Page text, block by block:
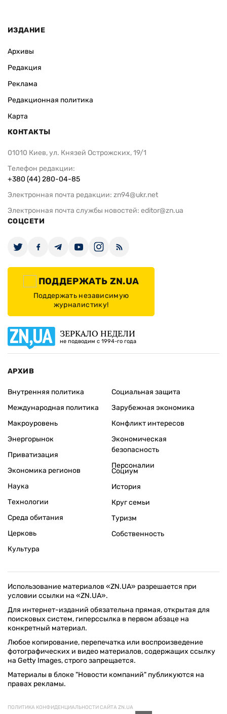
ИЗДАНИЕ
Архивы
Редакция
Реклама
Редакционная политика
Карта
КОНТАКТЫ
01010 Киев, ул. Князей Острожских, 19/1
Телефон редакции:
+380 (44) 280-04-85
Электронная почта редакции: zn94@ukr.net
Электронная почта службы новостей: editor@zn.ua
СОЦСЕТИ
ПОДДЕРЖАТЬ ZN.UA
Поддержать независимую
журналистику!
ЗЕРКАЛО НЕДЕЛИ
не подводим с 1994-го года
АРХИВ
Внутренняя политика
Международная политика
Макроуровень
Энергорынок
Приватизация
Экономика регионов
Социальная защита
Зарубежная экономика
Конфликт интересов
Экономическая
безопасность
Персоналии
Наука
Технологии
Среда обитания
Церковь
Культура
Социум
История
Круг семьи
Туризм
Собственность
Использование материалов «ZN.UA» разрешается при
условии ссылки на «ZN.UA».
Для интернет-изданий обязательна прямая, открытая для
поисковых систем, гиперссылка в первом абзаце на
конкретный материал.
Любое копирование, перепечатка или воспроизведение
фотографических и видео материалов, содержащих ссылку
на Getty Images, строго запрещается.
Материалы в блоке "Новости компаний" публикуются на
правах рекламы.
ПОЛИТИКА КОНФИДЕНЦИАЛЬНОСТИ САЙТА ZN.UA